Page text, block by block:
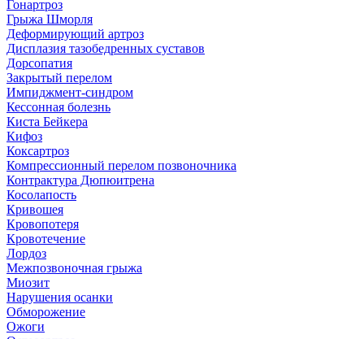
Гонартроз
Грыжа Шморля
Деформирующий артроз
Дисплазия тазобедренных суставов
Дорсопатия
Закрытый перелом
Импиджмент-синдром
Кессонная болезнь
Киста Бейкера
Кифоз
Коксартроз
Компрессионный перелом позвоночника
Контрактура Дюпюитрена
Косолапость
Кривошея
Кровопотеря
Кровотечение
Лордоз
Межпозвоночная грыжа
Миозит
Нарушения осанки
Обморожение
Ожоги